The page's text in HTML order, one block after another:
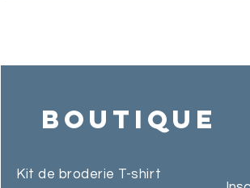
Boutique
Kit de broderie T-shirt